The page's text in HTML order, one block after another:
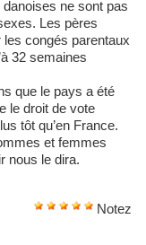
ne sont pas
Les pères
congés parentaux
32 semaines
que le pays a été
le droit de vote
tôt qu’en France.
et femmes
nous le dira.
Notez